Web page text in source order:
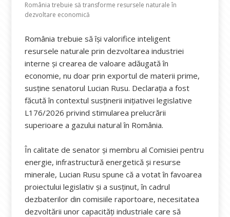
România trebuie să transforme resursele naturale în
dezvoltare economică
România trebuie să își valorifice inteligent
resursele naturale prin dezvoltarea industriei
interne și crearea de valoare adăugată în
economie, nu doar prin exportul de materii prime,
susține senatorul Lucian Rusu. Declarația a fost
făcută în contextul susținerii inițiativei legislative
L176/2026 privind stimularea prelucrării
superioare a gazului natural în România.
În calitate de senator și membru al Comisiei pentru
energie, infrastructură energetică și resurse
minerale, Lucian Rusu spune că a votat în favoarea
proiectului legislativ și a susținut, în cadrul
dezbaterilor din comisiile raportoare, necesitatea
dezvoltării unor capacități industriale care să